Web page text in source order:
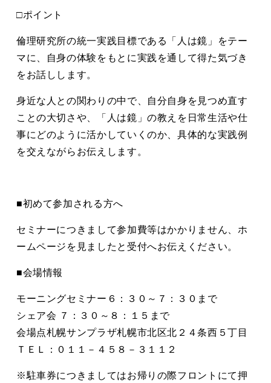
□ポイント
倫理研究所の統一実践目標である「人は鏡」をテー
マに、自身の体験をもとに実践を通して得た気づき
をお話しします。
身近な人との関わりの中で、自分自身を見つめ直す
ことの大切さや、「人は鏡」の教えを日常生活や仕
事にどのように活かしていくのか、具体的な実践例
を交えながらお伝えします。
■初めて参加される方へ
セミナーにつきまして参加費等はかかりません、ホ
ームページを見ましたと受付へお伝えください。
■会場情報
モーニングセミナー６：３０～７：３０まで
シェア会 ７：３０～８：１５まで
会場点札幌サンプラザ札幌市北区北２４条西５丁目
ＴＥＬ：０１１－４５８－３１１２
※駐車券につきましてはお帰りの際フロントにて押